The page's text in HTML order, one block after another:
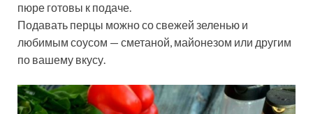
пюре готовы к подаче.
Подавать перцы можно со свежей зеленью и
любимым соусом — сметаной, майонезом или другим
по вашему вкусу.